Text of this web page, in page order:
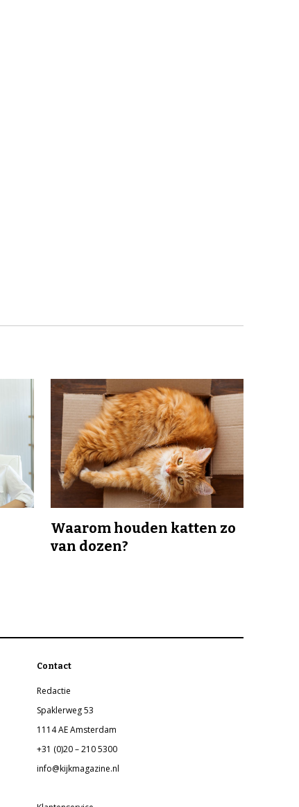
Waarom houden katten zo
van dozen?
Contact
Redactie
Spaklerweg 53
1114 AE Amsterdam
+31 (0)20 – 210 5300
info@kijkmagazine.nl